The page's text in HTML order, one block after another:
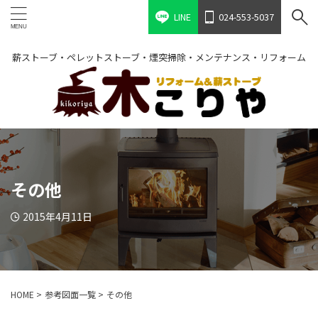
LINE 024-553-5037
薪ストーブ・ペレットストーブ・煙突掃除・メンテナンス・リフォーム
その他
2015年4月11日
HOME > 参考図面一覧 > その他